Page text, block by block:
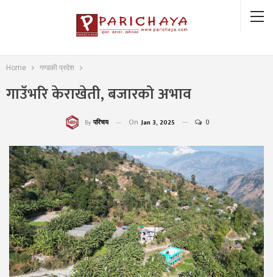
Home गण्डकी प्रदेश
गाउँभरि केराखेती, बजारको अभाव
By परिचय On Jan 3, 2025 0